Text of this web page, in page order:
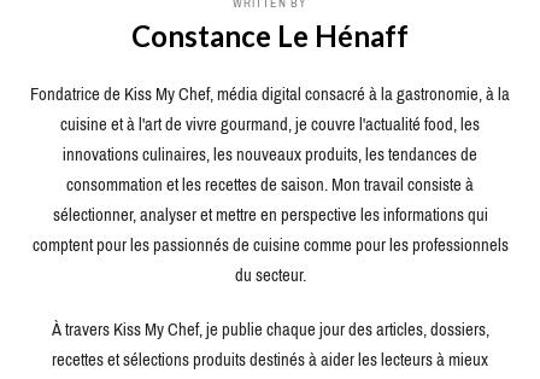
Constance Le Hénaff
Fondatrice de Kiss My Chef, média digital consacré à la gastronomie, à la
cuisine et à l'art de vivre gourmand, je couvre l'actualité food, les
innovations culinaires, les nouveaux produits, les tendances de
consommation et les recettes de saison. Mon travail consiste à
sélectionner, analyser et mettre en perspective les informations qui
comptent pour les passionnés de cuisine comme pour les professionnels
du secteur.
À travers Kiss My Chef, je publie chaque jour des articles, dossiers,
recettes et sélections produits destinés à aider les lecteurs à mieux